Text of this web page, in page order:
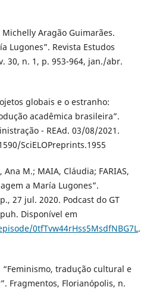
Michelly Aragão Guimarães.
Lugones”. Revista Estudos
30, n. 1, p. 953-964, jan./abr.
globais e o estranho:
acadêmica brasileira”.
- REAd. 03/08/2021.
SciELOPreprints.1955
Ana M.; MAIA, Cláudia; FARIAS,
a María Lugones”.
27 jul. 2020. Podcast do GT
Disponível em
0tfTvw44rHss5MsdfNBG7L.
“Feminismo, tradução cultural e
Fragmentos, Florianópolis, n.